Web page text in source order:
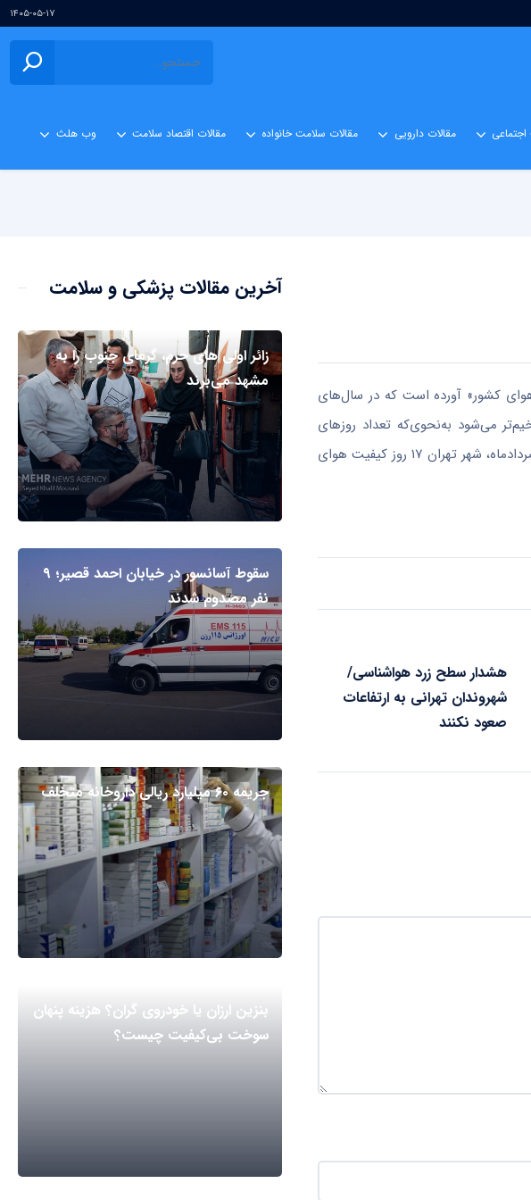
۱۴۰۵-۰۵-۱۷
مقالات دارویی مقالات سلامت خانواده مقالات اقتصاد سلامت وب هلث
هوای کشور» آورده است که در سال‌های
می‌شود به‌نحوی‌که تعداد روزهای
نامطلوب از لحاظ این آلاینده از یک روز در سال ۱۳۹۵ به ۴۷ روز در سال ۱۴۰۱ افزایش یافته ‌است. در سال جاری و تا نیمه مردادماه، شهر تهران ۱۷ روز کیفیت هوای
هشدار سطح زرد هواشناسی/
شهروندان تهرانی به ارتفاعات
صعود نکنند
آخرین مقالات پزشکی و سلامت
زائر اولی های حرم، گرمای جنوب را به
مشهد می‌برند
سقوط آسانسور در خیابان احمد قصیر؛ ۹
نفر مصدوم شدند
جریمه ۶۰ میلیارد ریالی داروخانه متخلف
بنزین ارزان یا خودروی گران؟ هزینه پنهان
سوخت بی‌کیفیت چیست؟